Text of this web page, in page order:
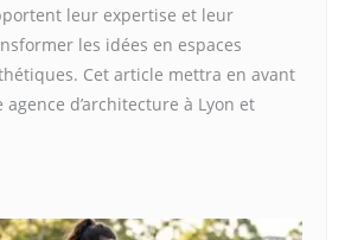
leur expertise et leur
les idées en espaces
Cet article mettra en avant
agence d’architecture à Lyon et